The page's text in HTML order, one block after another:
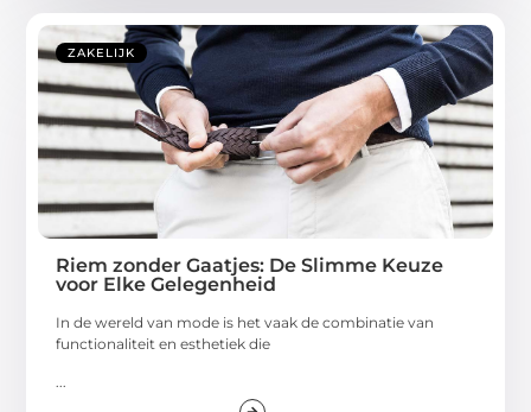
ZAKELIJK
Riem zonder Gaatjes: De Slimme Keuze
voor Elke Gelegenheid
In de wereld van mode is het vaak de combinatie van
functionaliteit en esthetiek die
...